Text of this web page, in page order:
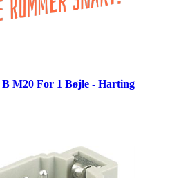
B M20 For 1 Bøjle - Harting